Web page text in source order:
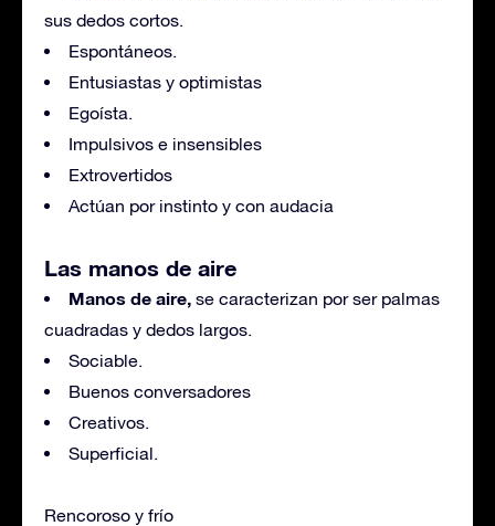
sus dedos cortos.
Espontáneos.
Entusiastas y optimistas
Egoísta.
Impulsivos e insensibles
Extrovertidos
Actúan por instinto y con audacia
Las manos de aire
Manos de aire, se caracterizan por ser palmas
cuadradas y dedos largos.
Sociable.
Buenos conversadores
Creativos.
Superficial.
Rencoroso y frío